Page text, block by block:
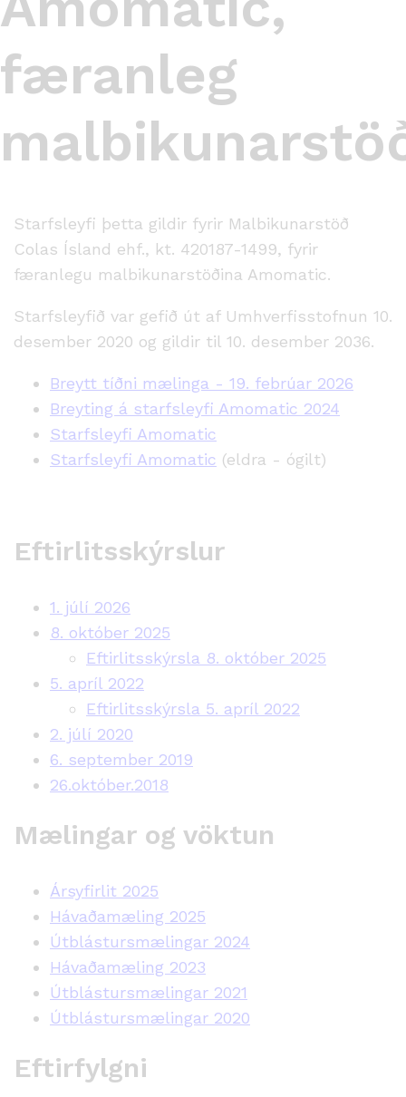
færanleg
Starfsleyfi þetta gildir fyrir Malbikunarstöð
Colas Ísland ehf., kt. 420187-1499, fyrir
færanlegu malbikunarstöðina Amomatic.
Starfsleyfið var gefið út af Umhverfisstofnun 10.
desember 2020 og gildir til 10. desember 2036.
Breytt tíðni mælinga - 19. febrúar 2026
Breyting á starfsleyfi Amomatic 2024
Starfsleyfi Amomatic
Starfsleyfi Amomatic (eldra - ógilt)
Eftirlitsskýrslur
1. júlí 2026
8. október 2025
Eftirlitsskýrsla 8. október 2025
5. apríl 2022
Eftirlitsskýrsla 5. apríl 2022
2. júlí 2020
6. september 2019
26.október.2018
Mælingar og vöktun
Ársyfirlit 2025
Hávaðamæling 2025
Útblástursmælingar 2024
Hávaðamæling 2023
Útblástursmælingar 2021
Útblástursmælingar 2020
Eftirfylgni